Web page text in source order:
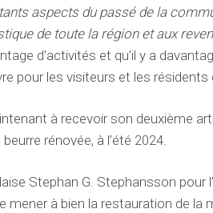
aspects du passé de la
de toute la région et aux
d’activités et qu’il y a
pour les visiteurs et les résidents
à recevoir son deuxième
rénovée, à l’été 2024.
Stephan G. Stephansson pour
mener à bien la restauration de la